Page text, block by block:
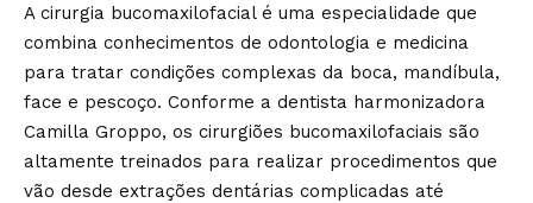
A cirurgia bucomaxilofacial é uma especialidade que
combina conhecimentos de odontologia e medicina
para tratar condições complexas da boca, mandíbula,
face e pescoço. Conforme a dentista harmonizadora
Camilla Groppo, os cirurgiões bucomaxilofaciais são
altamente treinados para realizar procedimentos que
vão desde extrações dentárias complicadas até